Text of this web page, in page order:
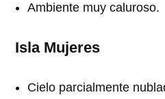
Ambiente muy caluroso.
Isla Mujeres
Cielo parcialmente